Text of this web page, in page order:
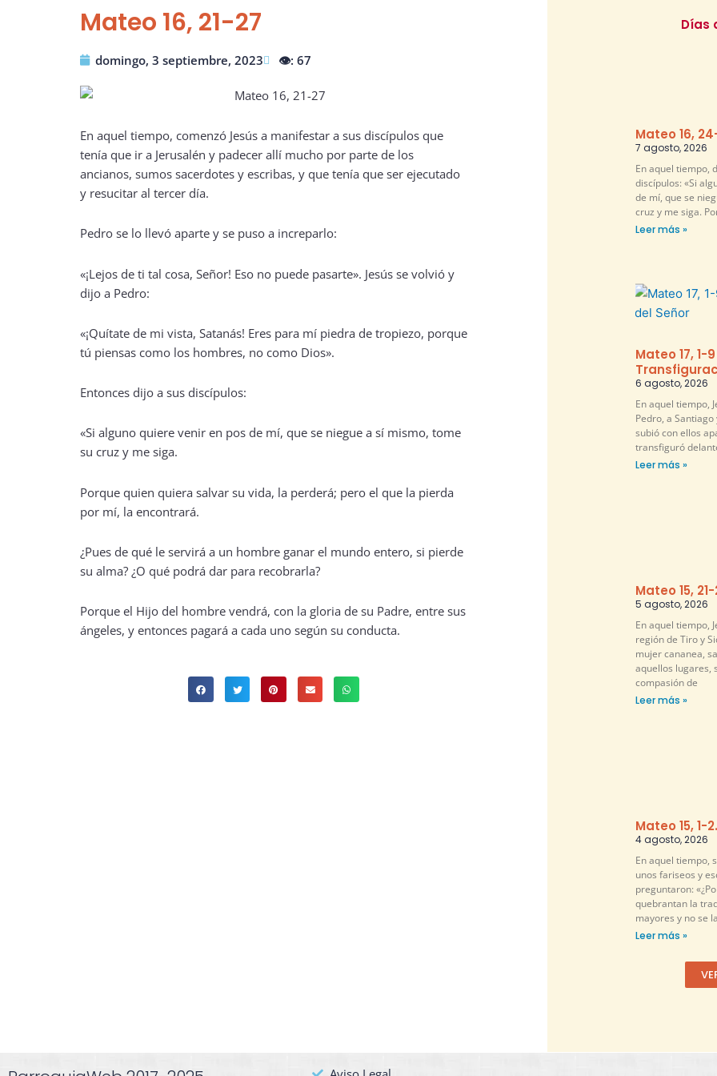
Mateo 16, 21-27
domingo, 3 septiembre, 2023 👁️: 67
En aquel tiempo, comenzó Jesús a manifestar a sus discípulos que
tenía que ir a Jerusalén y padecer allí mucho por parte de los
ancianos, sumos sacerdotes y escribas, y que tenía que ser ejecutado
y resucitar al tercer día.
Pedro se lo llevó aparte y se puso a increparlo:
«¡Lejos de ti tal cosa, Señor! Eso no puede pasarte». Jesús se volvió y
dijo a Pedro:
«¡Quítate de mi vista, Satanás! Eres para mí piedra de tropiezo, porque
tú piensas como los hombres, no como Dios».
Entonces dijo a sus discípulos:
«Si alguno quiere venir en pos de mí, que se niegue a sí mismo, tome
su cruz y me siga.
Porque quien quiera salvar su vida, la perderá; pero el que la pierda
por mí, la encontrará.
¿Pues de qué le servirá a un hombre ganar el mundo entero, si pierde
su alma? ¿O qué podrá dar para recobrarla?
Porque el Hijo del hombre vendrá, con la gloria de su Padre, entre sus
ángeles, y entonces pagará a cada uno según su conducta.
Días
Mateo 16,
7 agosto, 2026
En aquel tiempo,
discípulos: «Si
de mí, que se
cruz y me siga.
Leer más »
Mateo 17, 1-
6 agosto, 2026
En aquel tiempo,
Pedro, a
subió con ellos
transfiguró
Leer más »
Mateo 15,
5 agosto, 2026
En aquel tiempo,
región de Tiro y
mujer cananea,
aquellos lugares,
compasión de
Leer más »
Mateo 15, 1-
4 agosto, 2026
En aquel tiempo,
unos fariseos y
preguntaron:
quebrantan la
mayores y no se
Leer más »